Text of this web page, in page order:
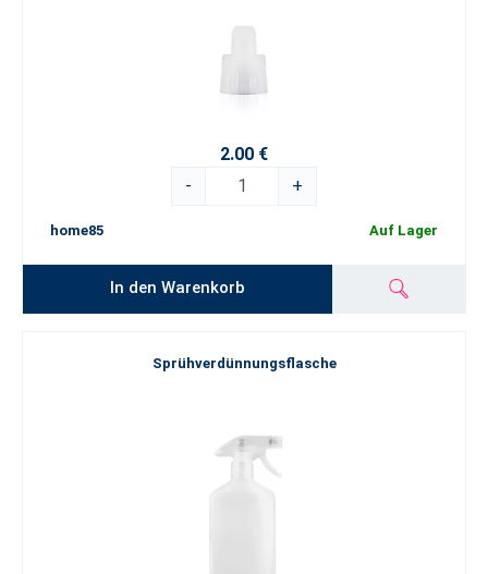
2.00 €
-
+
home85 Auf Lager
In den Warenkorb
Sprühverdünnungsflasche